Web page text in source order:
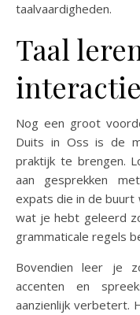
taalvaardigheden.
Taal
Nog een groot
Duits in Oss is de
praktijk te brengen.
aan gesprekken
expats die in de buurt
wat je hebt geleerd
grammaticale regels
Bovendien leer je
accenten en
aanzienlijk verbetert.